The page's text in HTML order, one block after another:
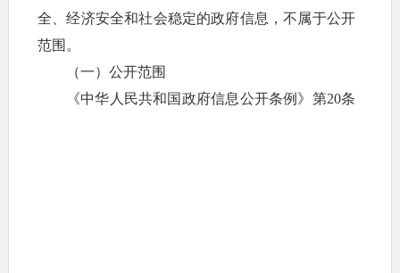
全、经济安全和社会稳定的政府信息，不属于公开
范围。
（一）公开范围
《中华人民共和国政府信息公开条例》第20条